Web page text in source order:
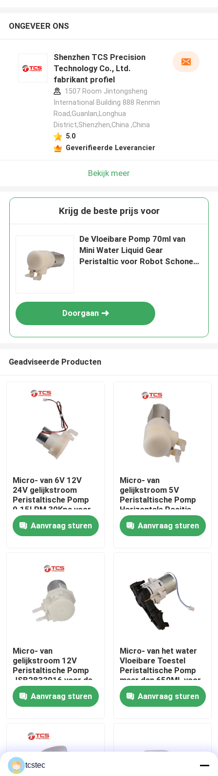
Thuis
Producten
Over ons
Fabriekstocht
Kwaliteitscontrole
Neem contact met ons op
Nieuws
Gevallen
Bloggen
ONGEVEER ONS
Shenzhen TCS Precision
Technology Co., Ltd.
fabrikant profiel
1507 Room Jintongsheng
International Building 888 Renmin
Road,Guanlan,Longhua
District,Shenzhen,China ,China
5.0
Geverifieerde Leverancier
Bekijk meer
Krijg de beste prijs voor
De Vloeibare Pomp 70ml van
Mini Water Liquid Gear
Peristaltic voor Robot Schonere
Doorgaan
Geadviseerde Producten
Micro- van 6V 12V
24V gelijkstroom
Peristaltische Pomp
0.15LPM 30Kpa voor
Vegerrobot
Aanvraag sturen
Micro- van
gelijkstroom 5V
Peristaltische Pomp
Horizontale Positie
voor
Schoonheidsinstrument
Aanvraag sturen
Micro- van
gelijkstroom 12V
Peristaltische Pomp
JSB2832016 voor de
Machine van
massageraromatherapy
Aanvraag sturen
Micro- van het water
Vloeibare Toestel
Peristaltische Pomp
meer dan 650ML voor
Schuimende Machine
Aanvraag sturen
tcstec